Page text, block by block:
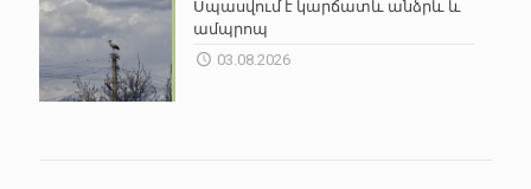
Սպասվում է կարճատև անձրև և
ամպրոպ
03.08.2026